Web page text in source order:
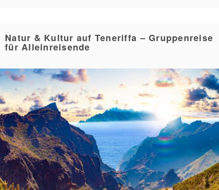
Natur & Kultur auf Teneriffa – Gruppenreise
für Alleinreisende